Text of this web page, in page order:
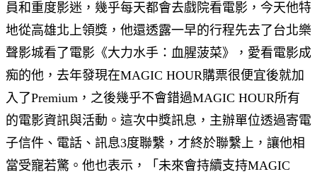
員和重度影迷，幾乎每天都會去戲院看電影，今天他特
地從高雄北上領獎，他還透露一早的行程先去了台北樂
聲影城看了電影《大力水手：血腥菠菜》，愛看電影成
痴的他，去年發現在MAGIC HOUR購票很便宜後就加
入了Premium，之後幾乎不會錯過MAGIC HOUR所有
的電影資訊與活動。這次中獎訊息，主辦單位透過寄電
子信件、電話、訊息3度聯繫，才終於聯繫上，讓他相
當受寵若驚。他也表示，「未來會持續支持MAGIC